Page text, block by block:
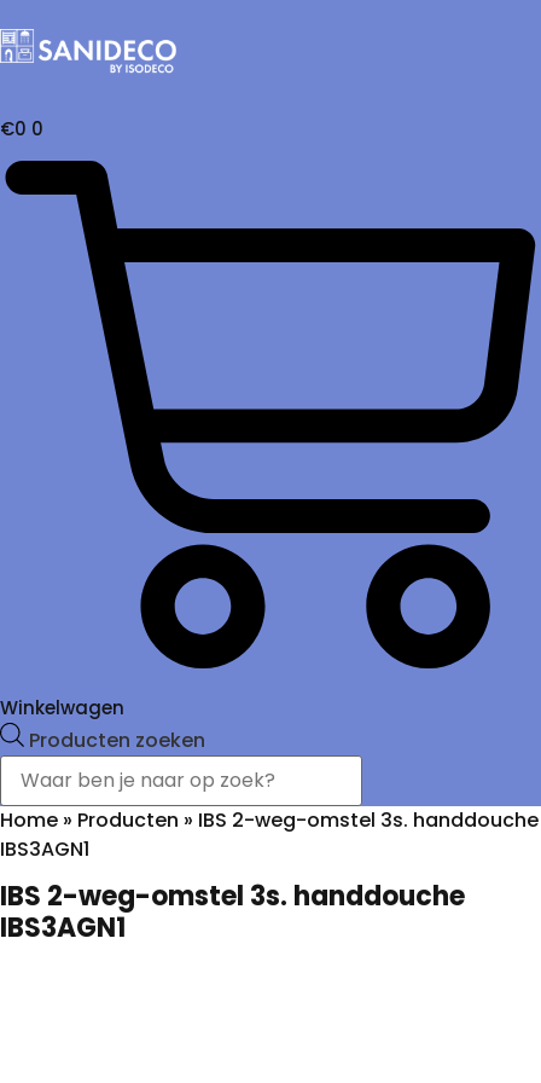
€0 0
Winkelwagen
Producten zoeken
Home » Producten » IBS 2-weg-omstel 3s. handdouche
IBS3AGN1
IBS 2-weg-omstel 3s. handdouche
IBS3AGN1